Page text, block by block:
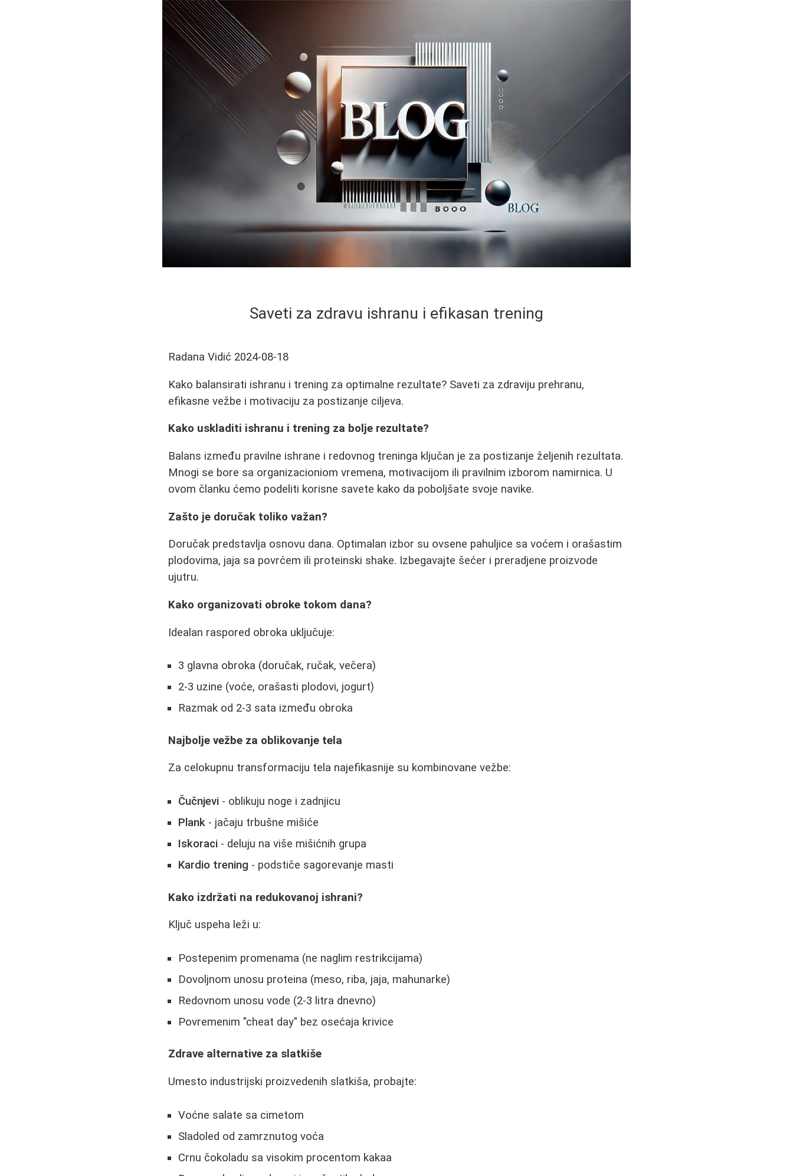
Saveti za zdravu ishranu i efikasan trening
Radana Vidić 2024-08-18
Kako balansirati ishranu i trening za optimalne rezultate? Saveti za zdraviju prehranu,
efikasne vežbe i motivaciju za postizanje ciljeva.
Kako uskladiti ishranu i trening za bolje rezultate?
Balans između pravilne ishrane i redovnog treninga ključan je za postizanje željenih rezultata.
Mnogi se bore sa organizacioniom vremena, motivacijom ili pravilnim izborom namirnica. U
ovom članku ćemo podeliti korisne savete kako da poboljšate svoje navike.
Zašto je doručak toliko važan?
Doručak predstavlja osnovu dana. Optimalan izbor su ovsene pahuljice sa voćem i orašastim
plodovima, jaja sa povrćem ili proteinski shake. Izbegavajte šećer i preradjene proizvode
ujutru.
Kako organizovati obroke tokom dana?
Idealan raspored obroka uključuje:
3 glavna obroka (doručak, ručak, večera)
2-3 uzine (voće, orašasti plodovi, jogurt)
Razmak od 2-3 sata između obroka
Najbolje vežbe za oblikovanje tela
Za celokupnu transformaciju tela najefikasnije su kombinovane vežbe:
Čučnjevi - oblikuju noge i zadnjicu
Plank - jačaju trbušne mišiće
Iskoraci - deluju na više mišićnih grupa
Kardio trening - podstiče sagorevanje masti
Kako izdržati na redukovanoj ishrani?
Ključ uspeha leži u:
Postepenim promenama (ne naglim restrikcijama)
Dovoljnom unosu proteina (meso, riba, jaja, mahunarke)
Redovnom unosu vode (2-3 litra dnevno)
Povremenim "cheat day" bez osećaja krivice
Zdrave alternative za slatkiše
Umesto industrijski proizvedenih slatkiša, probajte:
Voćne salate sa cimetom
Sladoled od zamrznutog voća
Crnu čokoladu sa visokim procentom kakaa